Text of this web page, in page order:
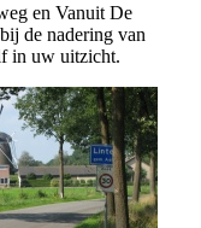
en Vanuit De
de nadering van
in uw uitzicht.